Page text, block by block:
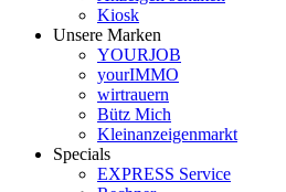
Kiosk
Unsere Marken
YOURJOB
yourIMMO
wirtrauern
Bütz Mich
Kleinanzeigenmarkt
Specials
EXPRESS Service